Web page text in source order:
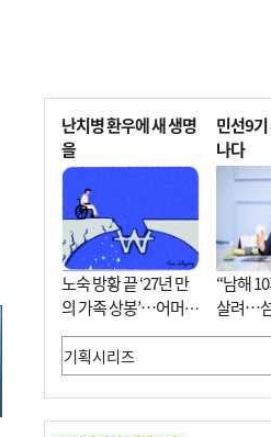
난치병 환우에 새 생명
을
노숙 방황 끝 ‘27년 만
의 가족 상봉’…어머니
와 행복 꿈꿔
민선9
나다
“남해
살려…
원으로